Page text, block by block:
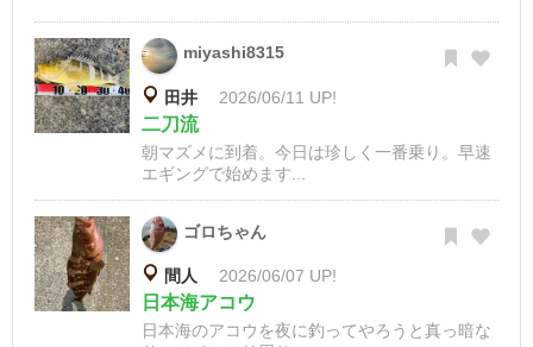
miyashi8315
田井 2026/06/11 UP!
二刀流
朝マズメに到着。今日は珍しく一番乗り。早速
エギングで始めます...
ゴロちゃん
間人 2026/06/07 UP!
日本海アコウ
日本海のアコウを夜に釣ってやろうと真っ暗な